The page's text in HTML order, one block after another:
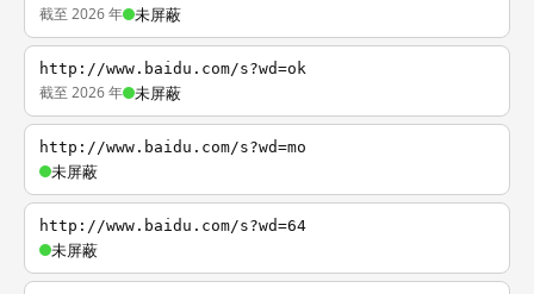
截至 2026 年 未屏蔽
http://www.baidu.com/s?wd=ok
截至 2026 年 未屏蔽
http://www.baidu.com/s?wd=mo
未屏蔽
http://www.baidu.com/s?wd=64
未屏蔽